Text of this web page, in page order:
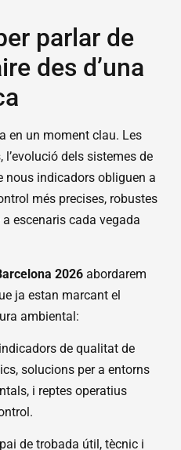
parlar de
des d’una
en un moment clau. Les
l’evolució dels sistemes de
nous indicadors obliguen a
més precises, robustes
escenaris cada vegada
2026 abordarem
ja estan marcant el
ambiental:
de qualitat de
solucions per a entorns
i reptes operatius
de trobada útil, tècnic i